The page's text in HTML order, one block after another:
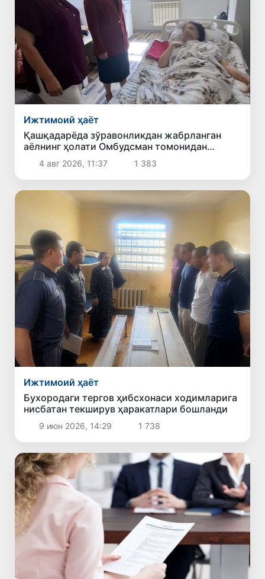
Ижтимоий ҳаёт
Қашқадарёда зўравонликдан жабрланган
аёлнинг ҳолати Омбудсман томонидан
ўрганилди
4 авг 2026, 11:37 1 383
Ижтимоий ҳаёт
Бухородаги тергов ҳибсхонаси ходимларига
нисбатан текширув ҳаракатлари бошланди
9 июн 2026, 14:29 1 738